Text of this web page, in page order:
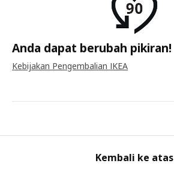
Anda dapat berubah pikiran!
Kebijakan Pengembalian IKEA
Kembali ke atas